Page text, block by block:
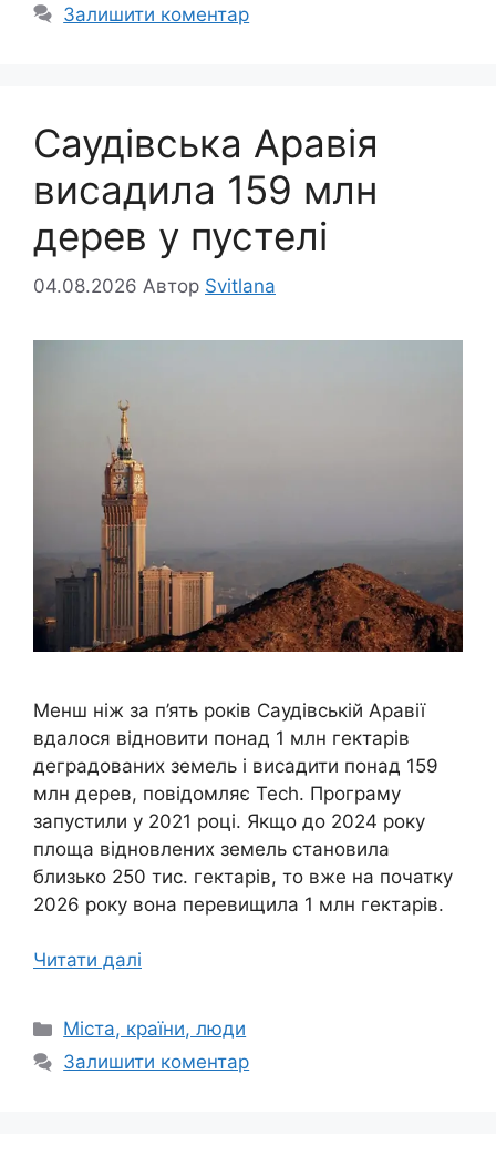
Залишити коментар
Саудівська Аравія
висадила 159 млн
дерев у пустелі
04.08.2026 Автор Svitlana
Менш ніж за п’ять років Саудівській Аравії
вдалося відновити понад 1 млн гектарів
деградованих земель і висадити понад 159
млн дерев, повідомляє Tech. Програму
запустили у 2021 році. Якщо до 2024 року
площа відновлених земель становила
близько 250 тис. гектарів, то вже на початку
2026 року вона перевищила 1 млн гектарів.
Читати далі
Категорії
Міста, країни, люди
Залишити коментар